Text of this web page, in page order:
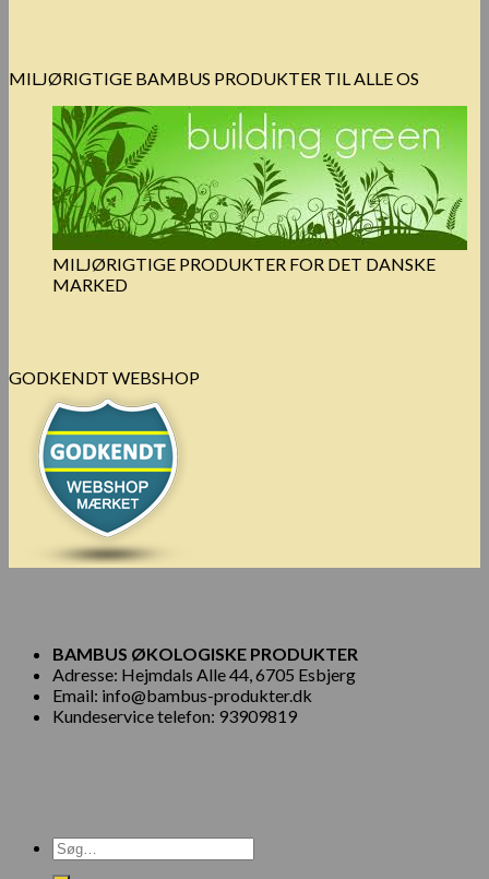
MILJØRIGTIGE BAMBUS PRODUKTER TIL ALLE OS
MILJØRIGTIGE PRODUKTER FOR DET DANSKE
MARKED
GODKENDT WEBSHOP
BAMBUS ØKOLOGISKE PRODUKTER
Adresse: Hejmdals Alle 44, 6705 Esbjerg
Email: info@bambus-produkter.dk
Kundeservice telefon: 93909819
Søg
efter: